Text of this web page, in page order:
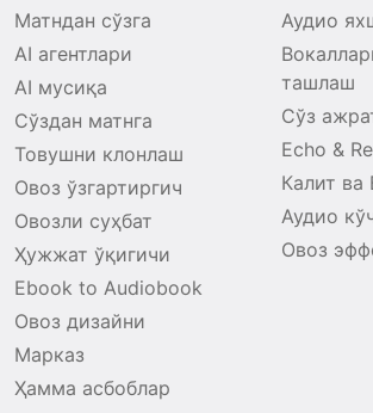
Матндан сўзга
AI агентлари
AI мусиқа
Сўздан матнга
Товушни клонлаш
Овоз ўзгартиргич
Овозли суҳбат
Ҳужжат ўқигичи
Ebook to Audiobook
Овоз дизайни
Марказ
Ҳамма асбоблар
Аудио
ташлаш
Сўз
Echo &
Калит ва
Аудио
Овоз